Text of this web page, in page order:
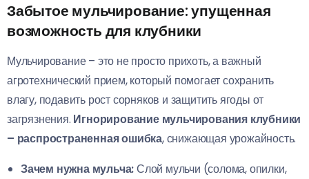
Забытое мульчирование: упущенная
возможность для клубники
Мульчирование – это не просто прихоть, а важный
агротехнический прием, который помогает сохранить
влагу, подавить рост сорняков и защитить ягоды от
загрязнения. Игнорирование мульчирования клубники
– распространенная ошибка, снижающая урожайность.
Зачем нужна мульча:Слой мульчи (солома, опилки,